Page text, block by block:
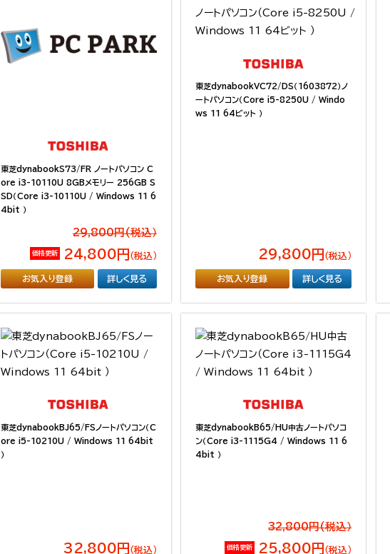
東芝dynabookS73/FR ノートパソコン C
ore i3-10110U 8GBメモリー 256GB S
SD（Core i3-10110U / Windows 11 6
4bit ）
29,800円(税込）
価格更新 24,800円 （税込）
お気入り登録 詳しく見る
東芝dynabookVC72/DS（1603872）ノ
ートパソコン（Core i5-8250U / Windo
ws 11 64ビット ）
29,800円 （税込）
お気入り登録 詳しく見る
東芝dynabookBJ65/FSノートパソコン（C
ore i5-10210U / Windows 11 64bit
）
32,800円 （税込）
東芝dynabookB65/HU中古ノートパソコ
ン（Core i3-1115G4 / Windows 11 6
4bit ）
32,800円(税込）
価格更新 25,800円 （税込）